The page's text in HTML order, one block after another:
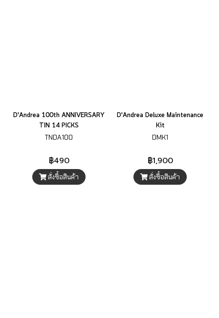
D'Andrea 100th ANNIVERSARY
TIN 14 PICKS
TNDA100
฿490
สั่งซื้อสินค้า
D'Andrea Deluxe Maintenance
Kit
DMK1
฿1,900
สั่งซื้อสินค้า